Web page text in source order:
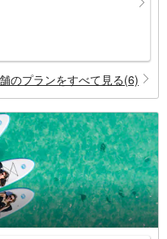
のプランをすべて見る(6)